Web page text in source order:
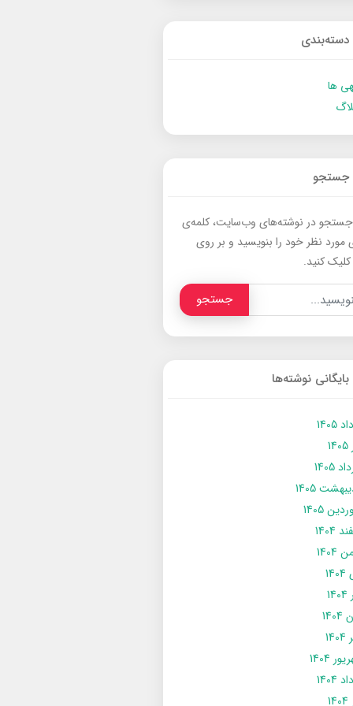
دسته‌بندی
ها
جستجو
جستجو در نوشته‌های وب‌سایت، کلمه‌ی
مورد نظر خود را بنویسید و بر روی
کنید.
جستجو
بایگانی نوشته‌ها
1405
1405
1405
1405
1404
1404
1404